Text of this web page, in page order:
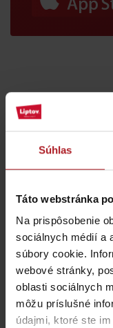
Súhlas
Táto webstránka
Na prispôsobenie
sociálnych médií a
súbory cookie.
webové stránky,
oblasti sociálnych
môžu príslušné
údajmi, ktoré ste
Kde jesť a piť v
Chopku
Jasná